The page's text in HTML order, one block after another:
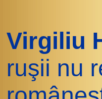
Virgiliu
ruşii nu